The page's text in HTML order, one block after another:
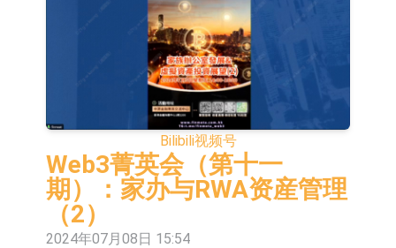
链一站式研发智造服务
重组整合
工信部：到2030年形成3-5家具有较
强国际运营能力的大型民爆企业集团
因美纳：首批由中国生产制造基地生
产的本土化产品完成客户交付
鲁阳节能：公司汽车衬垫 CCMAX、
E2K、HBD系列产品已实现量产销售
日韩股市收盘双双下挫
北京君正：预计后续仍将主要采用季
度调价的模式
【异动股】汽车整车板块下挫，北汽
蓝谷(600733.CN)跌6.38%
【异动股】港股涨幅榜前十，生物系
Bilibili视频号
Web3菁英会（第十一
期）：家办与RWA资産管理
（2）
2024年07月08日 15:54